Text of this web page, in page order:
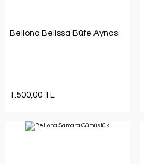
Bellona Belissa Büfe Aynası
1.500,00 TL